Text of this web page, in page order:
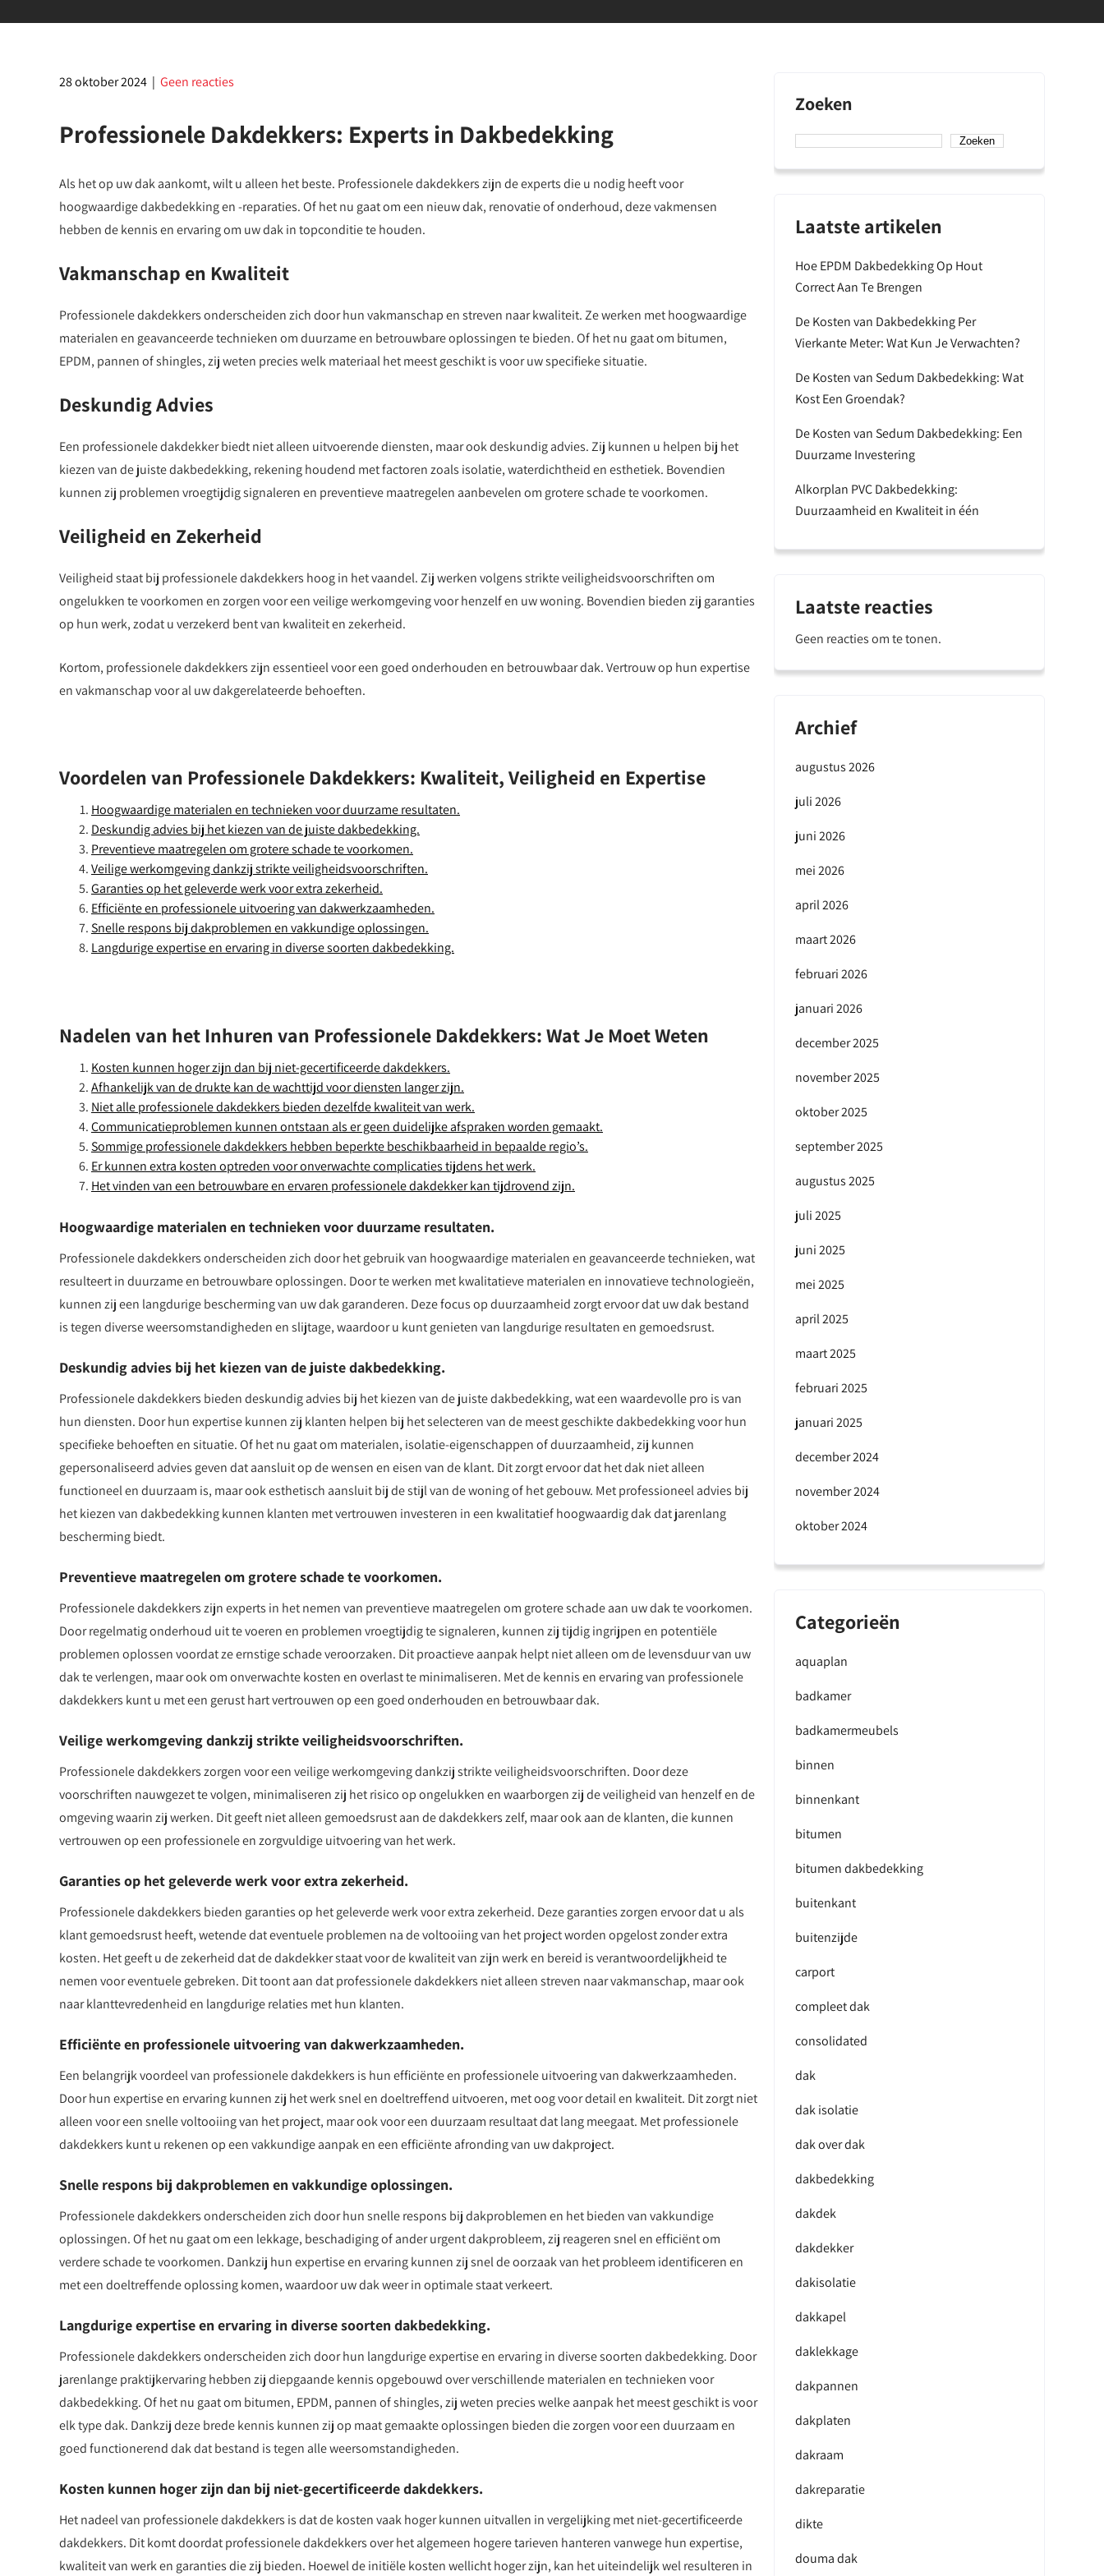
28 oktober 2024 | Geen reacties
Professionele Dakdekkers: Experts in Dakbedekking
Als het op uw dak aankomt, wilt u alleen het beste. Professionele dakdekkers zijn de experts die u nodig heeft voor
hoogwaardige dakbedekking en -reparaties. Of het nu gaat om een nieuw dak, renovatie of onderhoud, deze vakmensen
hebben de kennis en ervaring om uw dak in topconditie te houden.
Vakmanschap en Kwaliteit
Professionele dakdekkers onderscheiden zich door hun vakmanschap en streven naar kwaliteit. Ze werken met hoogwaardige
materialen en geavanceerde technieken om duurzame en betrouwbare oplossingen te bieden. Of het nu gaat om bitumen,
EPDM, pannen of shingles, zij weten precies welk materiaal het meest geschikt is voor uw specifieke situatie.
Deskundig Advies
Een professionele dakdekker biedt niet alleen uitvoerende diensten, maar ook deskundig advies. Zij kunnen u helpen bij het
kiezen van de juiste dakbedekking, rekening houdend met factoren zoals isolatie, waterdichtheid en esthetiek. Bovendien
kunnen zij problemen vroegtijdig signaleren en preventieve maatregelen aanbevelen om grotere schade te voorkomen.
Veiligheid en Zekerheid
Veiligheid staat bij professionele dakdekkers hoog in het vaandel. Zij werken volgens strikte veiligheidsvoorschriften om
ongelukken te voorkomen en zorgen voor een veilige werkomgeving voor henzelf en uw woning. Bovendien bieden zij garanties
op hun werk, zodat u verzekerd bent van kwaliteit en zekerheid.
Kortom, professionele dakdekkers zijn essentieel voor een goed onderhouden en betrouwbaar dak. Vertrouw op hun expertise
en vakmanschap voor al uw dakgerelateerde behoeften.
Voordelen van Professionele Dakdekkers: Kwaliteit, Veiligheid en Expertise
Hoogwaardige materialen en technieken voor duurzame resultaten.
Deskundig advies bij het kiezen van de juiste dakbedekking.
Preventieve maatregelen om grotere schade te voorkomen.
Veilige werkomgeving dankzij strikte veiligheidsvoorschriften.
Garanties op het geleverde werk voor extra zekerheid.
Efficiënte en professionele uitvoering van dakwerkzaamheden.
Snelle respons bij dakproblemen en vakkundige oplossingen.
Langdurige expertise en ervaring in diverse soorten dakbedekking.
Nadelen van het Inhuren van Professionele Dakdekkers: Wat Je Moet Weten
Kosten kunnen hoger zijn dan bij niet-gecertificeerde dakdekkers.
Afhankelijk van de drukte kan de wachttijd voor diensten langer zijn.
Niet alle professionele dakdekkers bieden dezelfde kwaliteit van werk.
Communicatieproblemen kunnen ontstaan als er geen duidelijke afspraken worden gemaakt.
Sommige professionele dakdekkers hebben beperkte beschikbaarheid in bepaalde regio’s.
Er kunnen extra kosten optreden voor onverwachte complicaties tijdens het werk.
Het vinden van een betrouwbare en ervaren professionele dakdekker kan tijdrovend zijn.
Hoogwaardige materialen en technieken voor duurzame resultaten.
Professionele dakdekkers onderscheiden zich door het gebruik van hoogwaardige materialen en geavanceerde technieken, wat
resulteert in duurzame en betrouwbare oplossingen. Door te werken met kwalitatieve materialen en innovatieve technologieën,
kunnen zij een langdurige bescherming van uw dak garanderen. Deze focus op duurzaamheid zorgt ervoor dat uw dak bestand
is tegen diverse weersomstandigheden en slijtage, waardoor u kunt genieten van langdurige resultaten en gemoedsrust.
Deskundig advies bij het kiezen van de juiste dakbedekking.
Professionele dakdekkers bieden deskundig advies bij het kiezen van de juiste dakbedekking, wat een waardevolle pro is van
hun diensten. Door hun expertise kunnen zij klanten helpen bij het selecteren van de meest geschikte dakbedekking voor hun
specifieke behoeften en situatie. Of het nu gaat om materialen, isolatie-eigenschappen of duurzaamheid, zij kunnen
gepersonaliseerd advies geven dat aansluit op de wensen en eisen van de klant. Dit zorgt ervoor dat het dak niet alleen
functioneel en duurzaam is, maar ook esthetisch aansluit bij de stijl van de woning of het gebouw. Met professioneel advies bij
het kiezen van dakbedekking kunnen klanten met vertrouwen investeren in een kwalitatief hoogwaardig dak dat jarenlang
bescherming biedt.
Preventieve maatregelen om grotere schade te voorkomen.
Professionele dakdekkers zijn experts in het nemen van preventieve maatregelen om grotere schade aan uw dak te voorkomen.
Door regelmatig onderhoud uit te voeren en problemen vroegtijdig te signaleren, kunnen zij tijdig ingrijpen en potentiële
problemen oplossen voordat ze ernstige schade veroorzaken. Dit proactieve aanpak helpt niet alleen om de levensduur van uw
dak te verlengen, maar ook om onverwachte kosten en overlast te minimaliseren. Met de kennis en ervaring van professionele
dakdekkers kunt u met een gerust hart vertrouwen op een goed onderhouden en betrouwbaar dak.
Veilige werkomgeving dankzij strikte veiligheidsvoorschriften.
Professionele dakdekkers zorgen voor een veilige werkomgeving dankzij strikte veiligheidsvoorschriften. Door deze
voorschriften nauwgezet te volgen, minimaliseren zij het risico op ongelukken en waarborgen zij de veiligheid van henzelf en de
omgeving waarin zij werken. Dit geeft niet alleen gemoedsrust aan de dakdekkers zelf, maar ook aan de klanten, die kunnen
vertrouwen op een professionele en zorgvuldige uitvoering van het werk.
Garanties op het geleverde werk voor extra zekerheid.
Professionele dakdekkers bieden garanties op het geleverde werk voor extra zekerheid. Deze garanties zorgen ervoor dat u als
klant gemoedsrust heeft, wetende dat eventuele problemen na de voltooiing van het project worden opgelost zonder extra
kosten. Het geeft u de zekerheid dat de dakdekker staat voor de kwaliteit van zijn werk en bereid is verantwoordelijkheid te
nemen voor eventuele gebreken. Dit toont aan dat professionele dakdekkers niet alleen streven naar vakmanschap, maar ook
naar klanttevredenheid en langdurige relaties met hun klanten.
Efficiënte en professionele uitvoering van dakwerkzaamheden.
Een belangrijk voordeel van professionele dakdekkers is hun efficiënte en professionele uitvoering van dakwerkzaamheden.
Door hun expertise en ervaring kunnen zij het werk snel en doeltreffend uitvoeren, met oog voor detail en kwaliteit. Dit zorgt niet
alleen voor een snelle voltooiing van het project, maar ook voor een duurzaam resultaat dat lang meegaat. Met professionele
dakdekkers kunt u rekenen op een vakkundige aanpak en een efficiënte afronding van uw dakproject.
Snelle respons bij dakproblemen en vakkundige oplossingen.
Professionele dakdekkers onderscheiden zich door hun snelle respons bij dakproblemen en het bieden van vakkundige
oplossingen. Of het nu gaat om een lekkage, beschadiging of ander urgent dakprobleem, zij reageren snel en efficiënt om
verdere schade te voorkomen. Dankzij hun expertise en ervaring kunnen zij snel de oorzaak van het probleem identificeren en
met een doeltreffende oplossing komen, waardoor uw dak weer in optimale staat verkeert.
Langdurige expertise en ervaring in diverse soorten dakbedekking.
Professionele dakdekkers onderscheiden zich door hun langdurige expertise en ervaring in diverse soorten dakbedekking. Door
jarenlange praktijkervaring hebben zij diepgaande kennis opgebouwd over verschillende materialen en technieken voor
dakbedekking. Of het nu gaat om bitumen, EPDM, pannen of shingles, zij weten precies welke aanpak het meest geschikt is voor
elk type dak. Dankzij deze brede kennis kunnen zij op maat gemaakte oplossingen bieden die zorgen voor een duurzaam en
goed functionerend dak dat bestand is tegen alle weersomstandigheden.
Kosten kunnen hoger zijn dan bij niet-gecertificeerde dakdekkers.
Het nadeel van professionele dakdekkers is dat de kosten vaak hoger kunnen uitvallen in vergelijking met niet-gecertificeerde
dakdekkers. Dit komt doordat professionele dakdekkers over het algemeen hogere tarieven hanteren vanwege hun expertise,
kwaliteit van werk en garanties die zij bieden. Hoewel de initiële kosten wellicht hoger zijn, kan het uiteindelijk wel resulteren in
Zoeken
Zoeken
Laatste artikelen
Hoe EPDM Dakbedekking Op Hout
Correct Aan Te Brengen
De Kosten van Dakbedekking Per
Vierkante Meter: Wat Kun Je Verwachten?
De Kosten van Sedum Dakbedekking: Wat
Kost Een Groendak?
De Kosten van Sedum Dakbedekking: Een
Duurzame Investering
Alkorplan PVC Dakbedekking:
Duurzaamheid en Kwaliteit in één
Laatste reacties
Geen reacties om te tonen.
Archief
augustus 2026
juli 2026
juni 2026
mei 2026
april 2026
maart 2026
februari 2026
januari 2026
december 2025
november 2025
oktober 2025
september 2025
augustus 2025
juli 2025
juni 2025
mei 2025
april 2025
maart 2025
februari 2025
januari 2025
december 2024
november 2024
oktober 2024
Categorieën
aquaplan
badkamer
badkamermeubels
binnen
binnenkant
bitumen
bitumen dakbedekking
buitenkant
buitenzijde
carport
compleet dak
consolidated
dak
dak isolatie
dak over dak
dakbedekking
dakdek
dakdekker
dakisolatie
dakkapel
daklekkage
dakpannen
dakplaten
dakraam
dakreparatie
dikte
douma dak